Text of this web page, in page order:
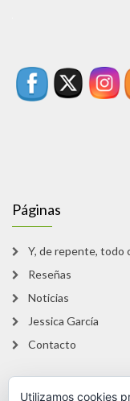
Páginas
Y, de repente, todo
Reseñas
Noticias
Jessica García
Contacto
Utilizamos cookies